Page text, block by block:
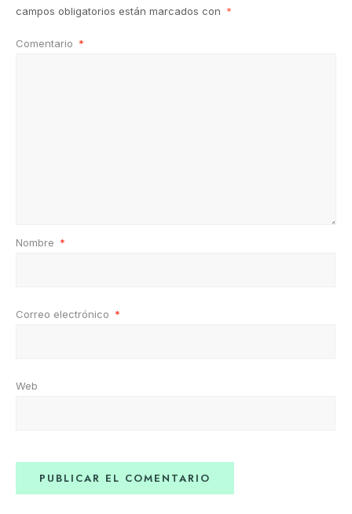
campos obligatorios están marcados con *
Comentario *
Nombre *
Correo electrónico *
Web